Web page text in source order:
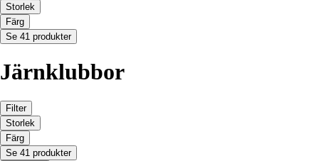
Storlek
Färg
Se 41 produkter
Järnklubbor
Filter
Storlek
Färg
Se 41 produkter